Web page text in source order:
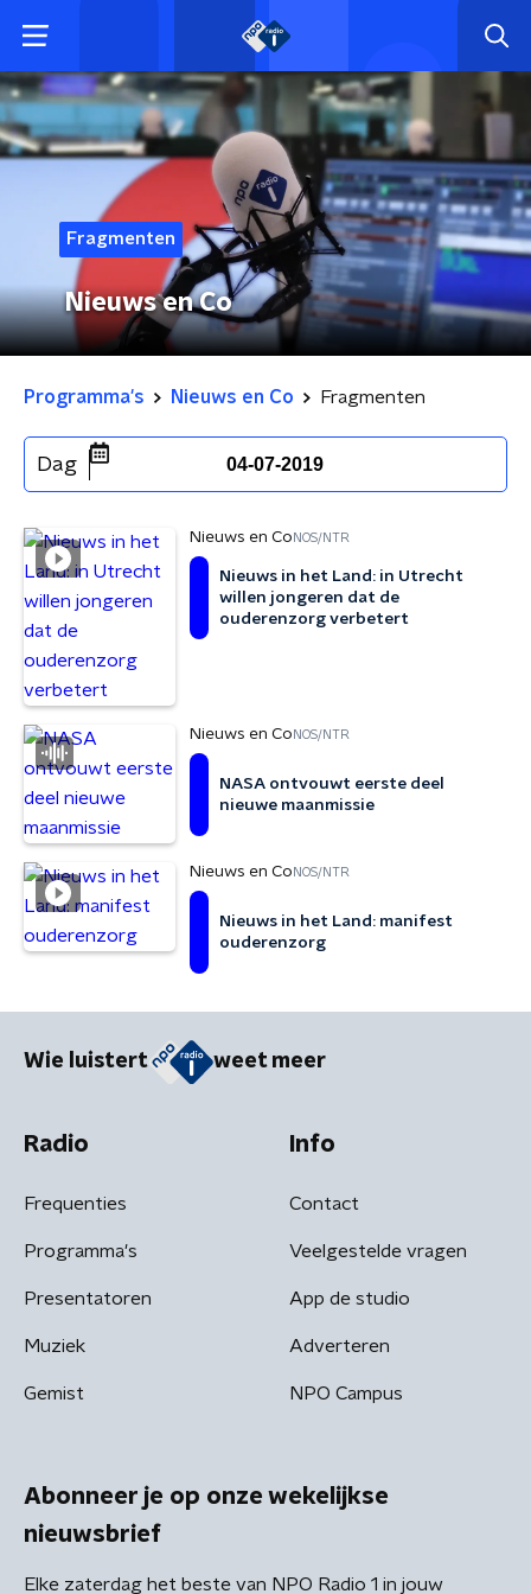
Fragmenten
Nieuws en Co
Programma's Nieuws en Co Fragmenten
Dag 04-07-2019
Nieuws en Co NOS/NTR
Nieuws in het Land: in Utrecht
willen jongeren dat de
ouderenzorg verbetert
Nieuws en Co NOS/NTR
NASA ontvouwt eerste deel
nieuwe maanmissie
Nieuws en Co NOS/NTR
Nieuws in het Land: manifest
ouderenzorg
Wie luistert weet meer
Radio
Frequenties
Programma's
Presentatoren
Muziek
Gemist
Info
Contact
Veelgestelde vragen
App de studio
Adverteren
NPO Campus
Abonneer je op onze wekelijkse
nieuwsbrief
Elke zaterdag het beste van NPO Radio 1 in jouw